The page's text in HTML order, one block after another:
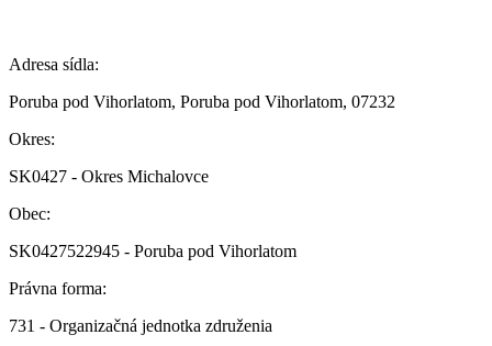
Adresa sídla:
Poruba pod Vihorlatom, Poruba pod Vihorlatom, 07232
Okres:
SK0427 - Okres Michalovce
Obec:
SK0427522945 - Poruba pod Vihorlatom
Právna forma:
731 - Organizačná jednotka združenia